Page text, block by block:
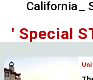
California_
' Special